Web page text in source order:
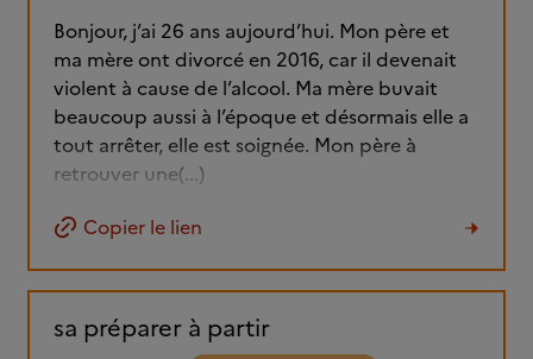
Bonjour, j’ai 26 ans aujourd’hui. Mon père et
ma mère ont divorcé en 2016, car il devenait
violent à cause de l’alcool. Ma mère buvait
beaucoup aussi à l’époque et désormais elle a
tout arrêter, elle est soignée. Mon père à
retrouver une(...)
Copier le lien
sa préparer à partir